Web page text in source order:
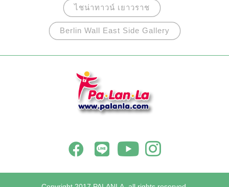
ไชน่าทาวน์ เยาวราช
Berlin Wall East Side Gallery